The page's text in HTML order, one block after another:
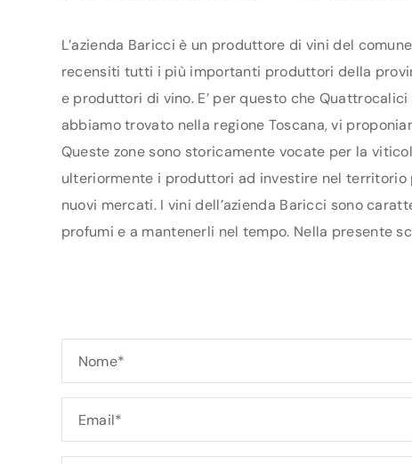
L’azienda Baricci è un produttore di vini del
recensiti tutti i più importanti produttori della
e produttori di vino. E’ per questo che
abbiamo trovato nella regione Toscana, vi
Queste zone sono storicamente vocate per la
ulteriormente i produttori ad investire nel
nuovi mercati. I vini dell’azienda Baricci sono
profumi e a mantenerli nel tempo. Nella presente